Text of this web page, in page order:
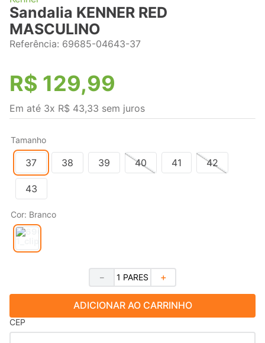
Sandalia KENNER RED
MASCULINO
Referência: 69685-04643-37
R$ 129,99
Em até 3x R$ 43,33 sem juros
Tamanho
37 38 39 40 41 42
43
Cor: Branco
＋
－
ADICIONAR AO CARRINHO
CEP